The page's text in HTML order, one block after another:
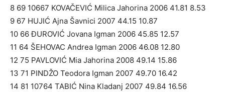
8 69 10667 KOVAČEVIĆ Milica Jahorina 2006 41.81 8.53
9 67 HUJIĆ Ajna Šavnici 2007 44.15 10.87
10 66 ĐUROVIĆ Jovana Igman 2006 45.85 12.57
11 64 ŠEHOVAC Andrea Igman 2006 46.08 12.80
12 75 PAVLOVIĆ Mia Jahorina 2008 49.14 15.86
13 71 PINDŽO Teodora Igman 2007 49.70 16.42
14 81 10764 TABIĆ Nina Kladanj 2007 49.84 16.56